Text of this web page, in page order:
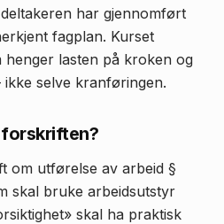
har gjennomført
fagplan. Kurset
henger lasten på kroken og
selve kranføringen.
om utførelse av arbeid §
skal bruke arbeidsutstyr
skal ha praktisk